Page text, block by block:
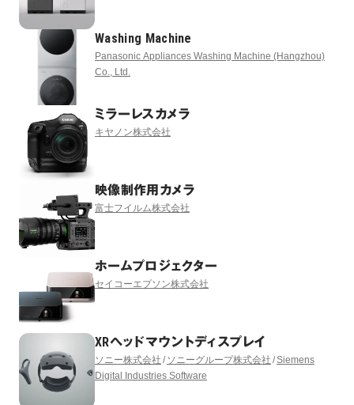
Washing Machine
Panasonic Appliances Washing Machine (Hangzhou)
Co., Ltd.
ミラーレスカメラ
キヤノン株式会社
映像制作用カメラ
富士フイルム株式会社
ホームプロジェクター
セイコーエプソン株式会社
XRヘッドマウントディスプレイ
ソニー株式会社 ソニーグループ株式会社 Siemens
Digital Industries Software